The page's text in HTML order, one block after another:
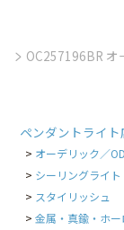
OC257196BR オ
ペンダントライ
オーデリック／
シーリングライト
スタイリッシュ
金属・真鍮・ホ